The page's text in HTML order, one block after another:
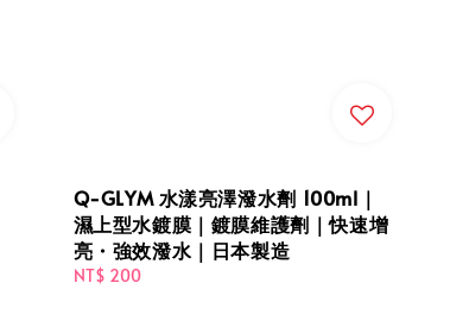
Q-GLYM 水漾亮澤潑水劑 100ml｜
濕上型水鍍膜｜鍍膜維護劑｜快速增
亮・強效潑水｜日本製造
Regular
NT$ 200